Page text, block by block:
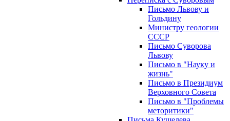
Письмо Львову и
Гольдину
Министру геологии
СССР
Письмо Суворова
Львову
Письмо в "Науку и
жизнь"
Письмо в Президиум
Верховного Совета
Письмо в "Проблемы
меторитики"